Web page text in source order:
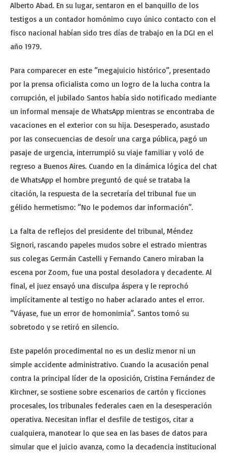
Alberto Abad. En su lugar, sentaron en el banquillo de los
testigos a un contador homónimo cuyo único contacto con el
fisco nacional habían sido tres días de trabajo en la DGI en el
año 1979.
Para comparecer en este “megajuicio histórico”, presentado
por la prensa oficialista como un logro de la lucha contra la
corrupción, el jubilado Santos había sido notificado mediante
un informal mensaje de WhatsApp mientras se encontraba de
vacaciones en el exterior con su hija. Desesperado, asustado
por las consecuencias de desoír una carga pública, pagó un
pasaje de urgencia, interrumpió su viaje familiar y voló de
regreso a Buenos Aires. Cuando en la dinámica lógica del chat
de WhatsApp el hombre preguntó de qué se trataba la
citación, la respuesta de la secretaría del tribunal fue un
gélido hermetismo: “No le podemos dar información”.
La falta de reflejos del presidente del tribunal, Méndez
Signori, rascando papeles mudos sobre el estrado mientras
sus colegas Germán Castelli y Fernando Canero miraban la
escena por Zoom, fue una postal desoladora y decadente. Al
final, el juez ensayó una disculpa áspera y le reprochó
implícitamente al testigo no haber aclarado antes el error.
“Váyase, fue un error de homonimia”. Santos tomó su
sobretodo y se retiró en silencio.
Este papelón procedimental no es un desliz menor ni un
simple accidente administrativo. Cuando la acusación penal
contra la principal líder de la oposición, Cristina Fernández de
Kirchner, se sostiene sobre escenarios de cartón y ficciones
procesales, los tribunales federales caen en la desesperación
operativa. Necesitan inflar el desfile de testigos, citar a
cualquiera, manotear lo que sea en las bases de datos para
simular que el juicio avanza, como la decadencia institucional